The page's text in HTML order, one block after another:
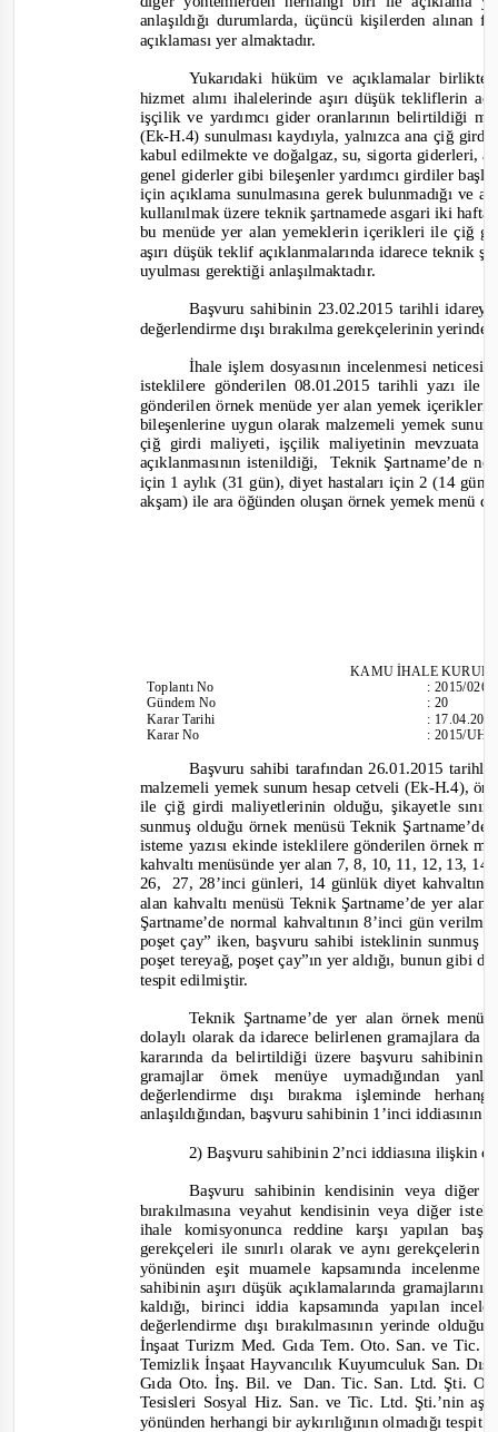
anlaşıldığı durumlarda, üçüncü kişilerden
açıklaması yer almaktadır.
Yukarıdaki hüküm ve açıklamalar
hizmet alımı ihalelerinde aşırı düşük tekliflerin
işçilik ve yardımcı gider oranlarının belirtildiği
(Ek-H.4) sunulması kaydıyla, yalnızca ana çiğ
kabul edilmekte ve doğalgaz, su, sigorta giderleri,
genel giderler gibi bileşenler yardımcı girdiler
için açıklama sunulmasına gerek bulunmadığı ve
kullanılmak üzere teknik şartnamede asgari iki
bu menüde yer alan yemeklerin içerikleri ile çiğ
aşırı düşük teklif açıklanmalarında idarece teknik
uyulması gerektiği anlaşılmaktadır.
Başvuru sahibinin 23.02.2015 tarihli
değerlendirme dışı bırakılma gerekçelerinin
İhale işlem dosyasının incelenmesi
isteklilere gönderilen 08.01.2015 tarihli yazı ile
gönderilen örnek menüde yer alan yemek
bileşenlerine uygun olarak malzemeli yemek
çiğ girdi maliyeti, işçilik maliyetinin mevzuata
açıklanmasının istenildiği,
Teknik Şartname’de
için 1 aylık (31 gün), diyet hastaları için 2 (14
akşam) ile ara öğünden oluşan örnek yemek menü
KAMU İHALE
ToplantıNo
Gündem No
Karar Tarihi
Karar No
:2015/026
:20
:
:2015/
Başvuru sahibi tarafından 26.01.2015 tarihli
malzemeli yemek sunum hesap cetveli (Ek-H.4),
ile çiğ girdi maliyetlerinin olduğu, şikayetle
sunmuş olduğu örnek menüsü Teknik
isteme yazısı ekinde isteklilere gönderilen örnek
kahvaltı menüsünde yer alan 7, 8, 10, 11, 12, 13,
26, 27, 28’inci günleri, 14 günlük diyet
alan kahvaltı menüsü Teknik Şartname’de yer
Şartname’de normal kahvaltının 8’inci gün
poşet çay”iken, başvuru sahibi isteklinin sunmuş
poşet tereyağ, poşet çay”ın yer aldığı, bunun gibi
tespit edilmiştir.
Teknik Şartname’de yer alan örnek
dolaylı olarak da idarece belirlenen gramajlara da
kararında da belirtildiği üzere başvuru sahibinin
gramajlar örnek menüye uymadığından
değerlendirme dışı bırakma işleminde
anlaşıldığından, başvuru sahibinin 1’inci iddiasının
2) Başvuru sahibinin 2’nci iddiasına ilişkin
Başvuru sahibinin kendisinin veya
bırakılmasına veyahut kendisinin veya diğer
ihale komisyonunca reddine karşı yapılan
gerekçeleri ile sınırlı olarak ve aynı
yönünden eşit muamele kapsamında
sahibinin aşırı düşük açıklamalarında
kaldığı, birinci iddia kapsamında yapılan
değerlendirme dışı bırakılmasının yerinde olduğu,
İnşaat Turizm Med. Gıda Tem. Oto. San. ve
Temizlik İnşaat Hayvancılık Kuyumculuk San.
Gıda Oto. İnş. Bil. ve
Dan. Tic. San. Ltd. Şti.
Tesisleri Sosyal Hiz. San. ve Tic. Ltd. Şti.’nin
yönünden herhangi bir aykırılığının olmadığı